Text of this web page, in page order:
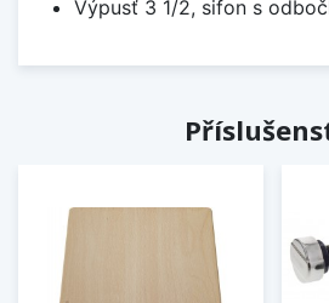
Výpusť 3 1/2, sifon s